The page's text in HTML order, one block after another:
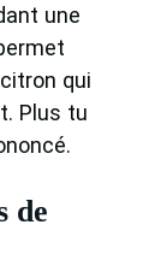
une
qui
Plus tu
de